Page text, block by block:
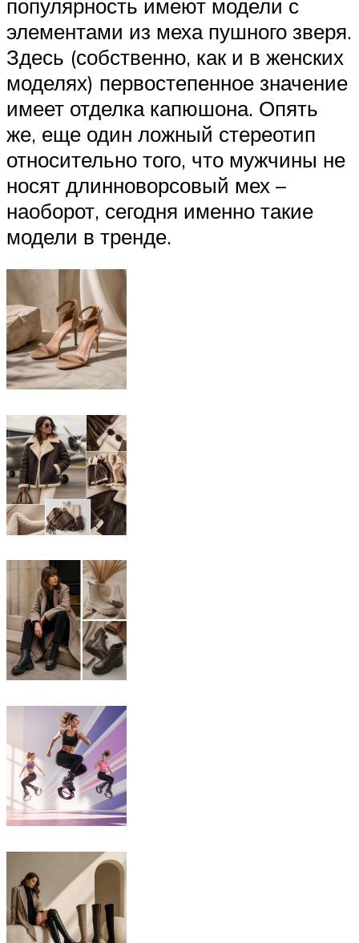
популярность имеют модели с
элементами из меха пушного зверя.
Здесь (собственно, как и в женских
моделях) первостепенное значение
имеет отделка капюшона. Опять
же, еще один ложный стереотип
относительно того, что мужчины не
носят длинноворсовый мех –
наоборот, сегодня именно такие
модели в тренде.